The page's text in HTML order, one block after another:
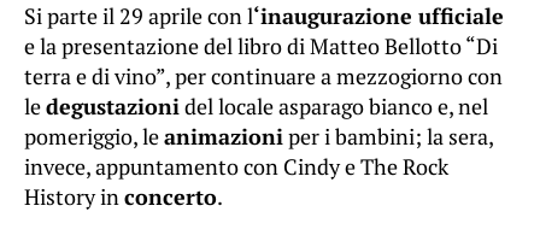
Si parte il 29 aprile con l‘inaugurazione ufficiale
e la presentazione del libro di Matteo Bellotto “Di
terra e di vino”, per continuare a mezzogiorno con
ledegustazionidel locale asparago bianco e, nel
pomeriggio, leanimazioniper i bambini; la sera,
invece, appuntamento con Cindy e The Rock
History inconcerto.